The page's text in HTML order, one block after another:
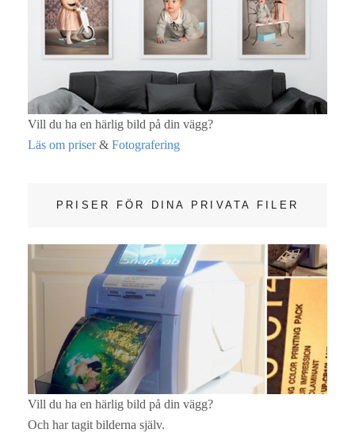
Vill du ha en härlig bild på din vägg?
Läs om priser& Fotografering
PRISER FÖR DINA PRIVATA FILER
Vill du ha en härlig bild på din vägg?
Och har tagit bilderna själv.